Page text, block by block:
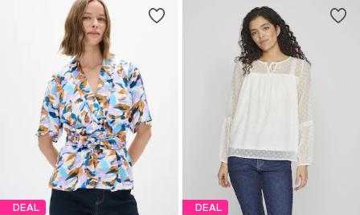
DEAL DEAL